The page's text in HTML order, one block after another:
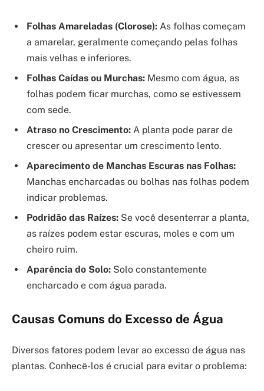
Folhas Amareladas (Clorose): As folhas começam
a amarelar, geralmente começando pelas folhas
mais velhas e inferiores.
Folhas Caídas ou Murchas: Mesmo com água, as
folhas podem ficar murchas, como se estivessem
com sede.
Atraso no Crescimento: A planta pode parar de
crescer ou apresentar um crescimento lento.
Aparecimento de Manchas Escuras nas Folhas:
Manchas encharcadas ou bolhas nas folhas podem
indicar problemas.
Podridão das Raízes: Se você desenterrar a planta,
as raízes podem estar escuras, moles e com um
cheiro ruim.
Aparência do Solo: Solo constantemente
encharcado e com água parada.
Causas Comuns do Excesso de Água
Diversos fatores podem levar ao excesso de água nas
plantas. Conhecê-los é crucial para evitar o problema: